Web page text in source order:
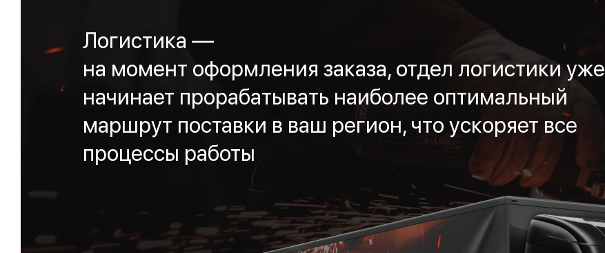
Логистика —
на момент оформления заказа, отдел логистики уже
начинает прорабатывать наиболее оптимальный
маршрут поставки в ваш регион, что ускоряет все
процессы работы